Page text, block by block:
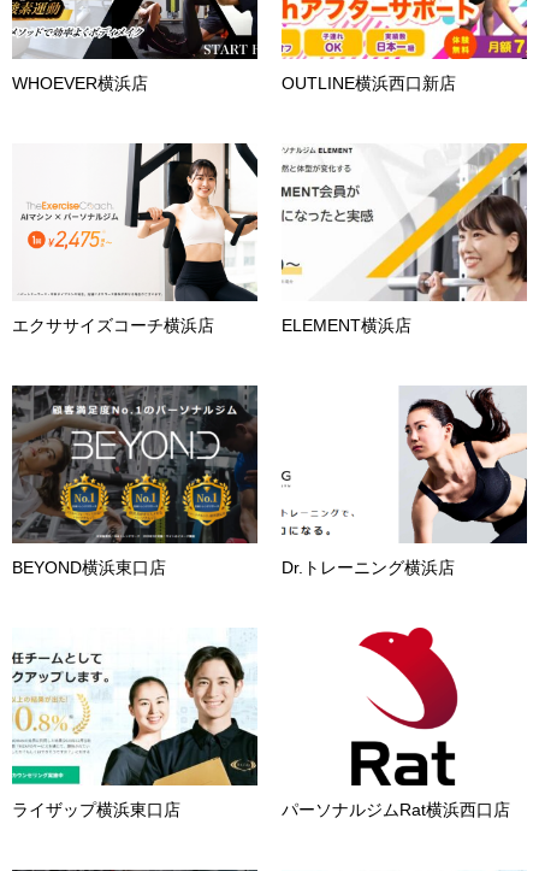
WHOEVER横浜店 OUTLINE横浜西口新店
エクササイズコーチ横浜店 ELEMENT横浜店
BEYOND横浜東口店 Dr.トレーニング横浜店
ライザップ横浜東口店 パーソナルジムRat横浜西口店